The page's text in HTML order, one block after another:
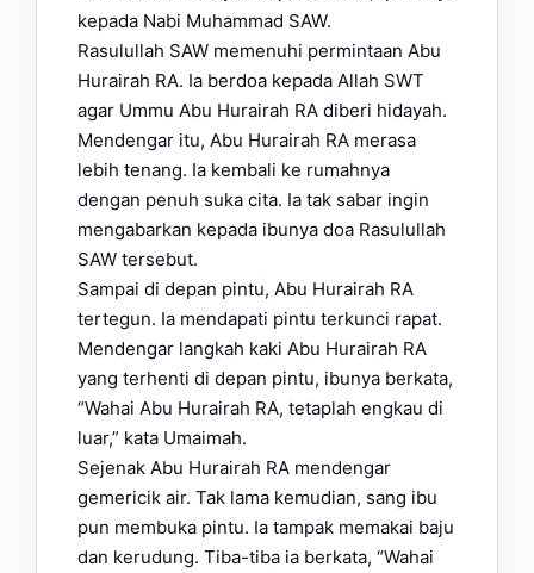
kepada Nabi Muhammad SAW.
Rasulullah SAW memenuhi permintaan Abu
Hurairah RA. Ia berdoa kepada Allah SWT
agar Ummu Abu Hurairah RA diberi hidayah.
Mendengar itu, Abu Hurairah RA merasa
lebih tenang. Ia kembali ke rumahnya
dengan penuh suka cita. Ia tak sabar ingin
mengabarkan kepada ibunya doa Rasulullah
SAW tersebut.
Sampai di depan pintu, Abu Hurairah RA
tertegun. Ia mendapati pintu terkunci rapat.
Mendengar langkah kaki Abu Hurairah RA
yang terhenti di depan pintu, ibunya berkata,
“Wahai Abu Hurairah RA, tetaplah engkau di
luar,” kata Umaimah.
Sejenak Abu Hurairah RA mendengar
gemericik air. Tak lama kemudian, sang ibu
pun membuka pintu. Ia tampak memakai baju
dan kerudung. Tiba-tiba ia berkata, “Wahai